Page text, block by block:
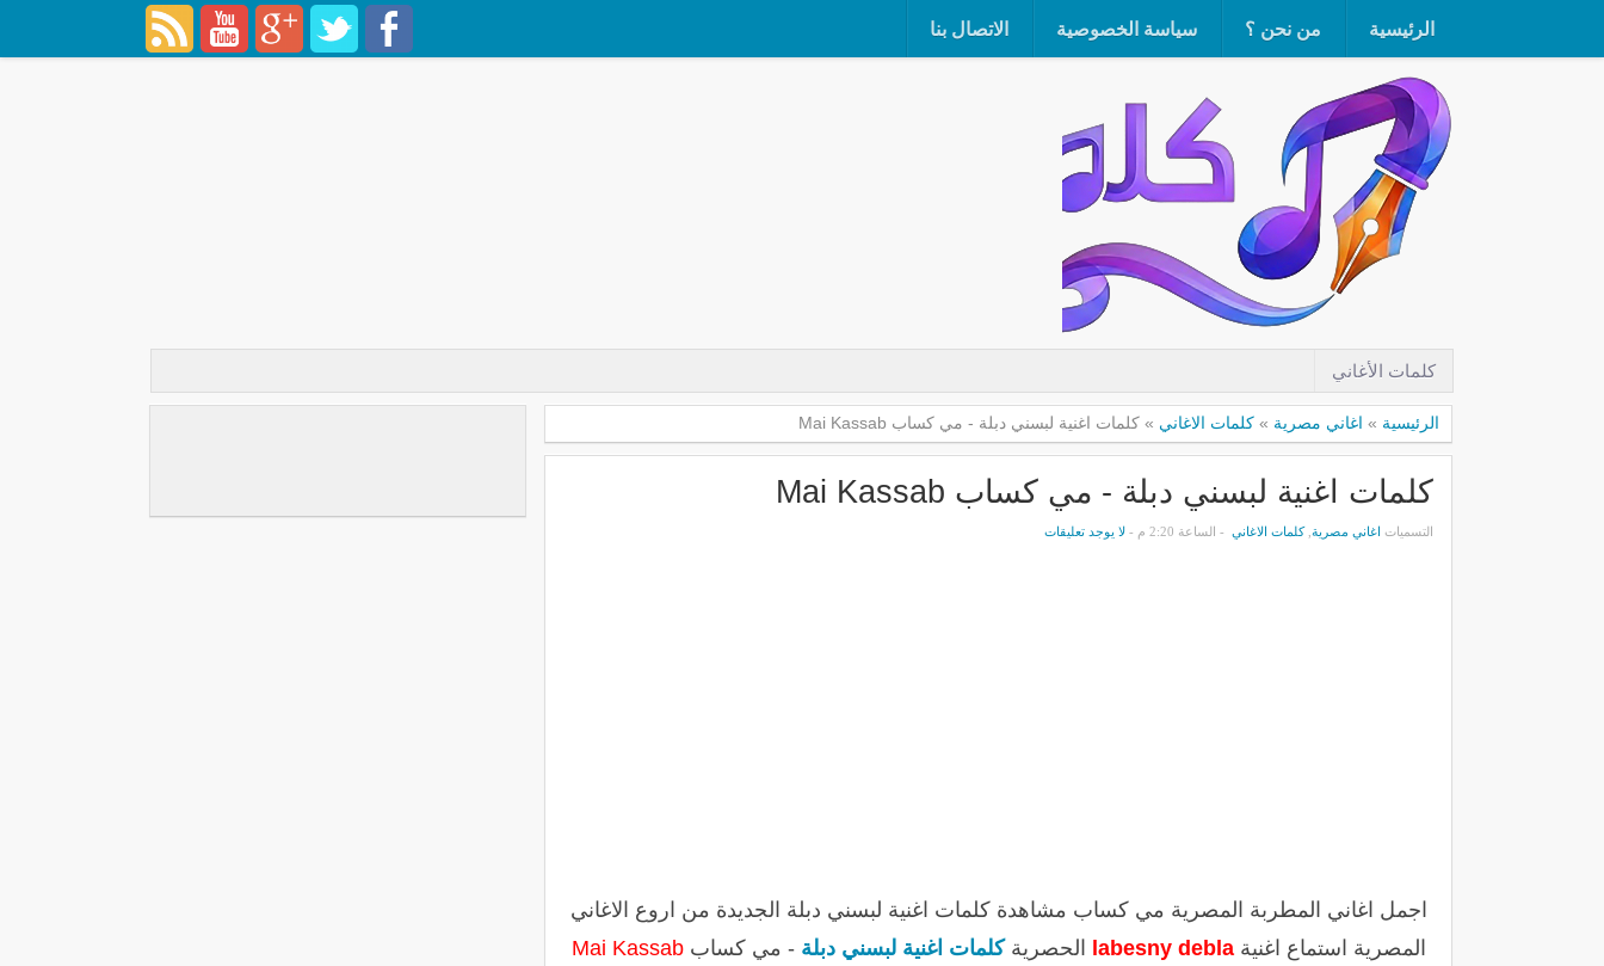
الرئيسية من نحن ؟ سياسة الخصوصية الاتصال بنا
كلمات الأغاني
الرئيسية » اغاني مصرية » كلمات الاغاني » كلمات اغنية لبسني دبلة - مي كساب Mai Kassab
كلمات اغنية لبسني دبلة - مي كساب Mai Kassab
التسميات اغاني مصرية ,كلمات الاغاني - الساعة 2:20 م - لا يوجد تعليقات
اجمل اغاني المطربة المصرية مي كساب مشاهدة كلمات اغنية لبسني دبلة الجديدة من اروع الاغاني
المصرية استماع اغنيةlabesny debla الحصريةكلمات اغنية لبسني دبلة - مي كسابMai Kassab